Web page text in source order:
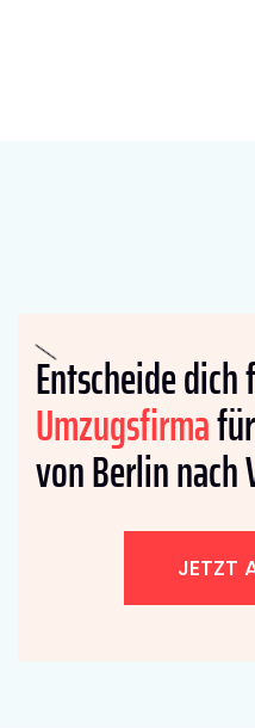
Entscheide
Umzugsfirma
von Berlin
JETZT